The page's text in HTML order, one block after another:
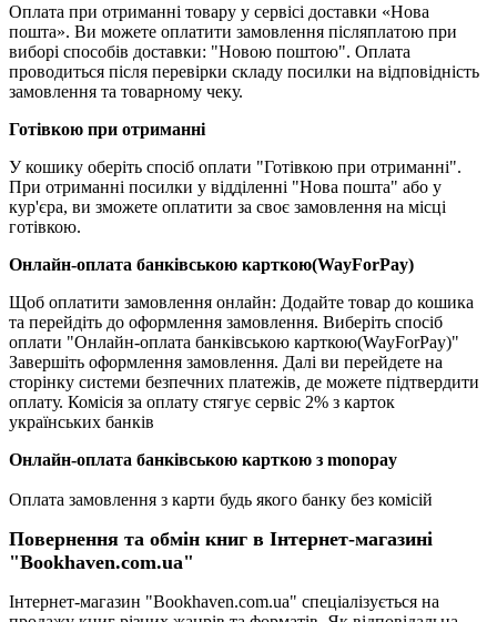
Оплата при отриманні товару у сервісі доставки «Нова
пошта». Ви можете оплатити замовлення післяплатою при
виборі способів доставки: "Новою поштою". Оплата
проводиться після перевірки складу посилки на відповідність
замовлення та товарному чеку.
Готівкою при отриманні
У кошику оберіть спосіб оплати "Готівкою при отриманні".
При отриманні посилки у відділенні "Нова пошта" або у
кур'єра, ви зможете оплатити за своє замовлення на місці
готівкою.
Онлайн-оплата банківською карткою(WayForPay)
Щоб оплатити замовлення онлайн: Додайте товар до кошика
та перейдіть до оформлення замовлення. Виберіть спосіб
оплати "Онлайн-оплата банківською карткою(WayForPay)"
Завершіть оформлення замовлення. Далі ви перейдете на
сторінку системи безпечних платежів, де можете підтвердити
оплату. Комісія за оплату стягує сервіс 2% з карток
українських банків
Онлайн-оплата банківською карткою з monopay
Оплата замовлення з карти будь якого банку без комісій
Повернення та обмін книг в Інтернет-магазині
"Bookhaven.com.ua"
Інтернет-магазин "Bookhaven.com.ua" спеціалізується на